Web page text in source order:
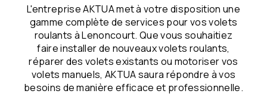
L'entreprise AKTUA met à votre disposition une
gamme complète de services pour vos volets
roulants à Lenoncourt. Que vous souhaitiez
faire installer de nouveaux volets roulants,
réparer des volets existants ou motoriser vos
volets manuels, AKTUA saura répondre à vos
besoins de manière efficace et professionnelle.